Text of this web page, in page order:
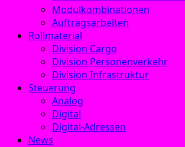
Modulkombinationen
Auftragsarbeiten
Rollmaterial
Division Cargo
Division Personenverkehr
Division Infrastruktur
Steuerung
Analog
Digital
Digital-Adressen
News